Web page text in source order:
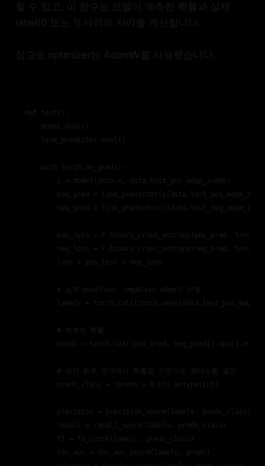
할 수 있고, 이 함수는 모델이 예측한 확률과 실제
label(0 또는 1) 사이의 차이를 계산합니다.
참고로 optimizer는 AdamW를 사용했습니다.
def test():
    model.eval()
    link_predictor.eval()
    with torch.no_grad():
        z = model(data.x, data.test_pos_edge_index)
pos_pred =
neg_pred =
pos_loss = F.binary_cross_entropy(pos_pred,
neg_loss = F.binary_cross_entropy(neg_pred,
        loss = pos_loss + neg_loss
        # 실제 positive, negative edge의 라벨
labels =
        # 예측된 확률
preds = torch.cat([pos_pred,
        # 이진 분류 문제에서 확률을 기준으로 클래스를 결정
        preds_class = (preds > 0.65).astype(int)
        precision = precision_score(labels, preds_class)
        recall = recall_score(labels, preds_class)
        f1 = f1_score(labels, preds_class)
        roc_auc = roc_auc_score(labels, preds)